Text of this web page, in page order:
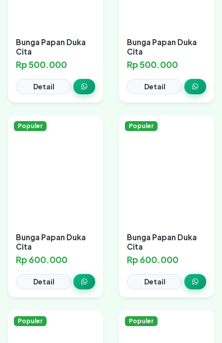
Bunga Papan Duka
Cita
Rp 500.000
Detail
Bunga Papan Duka
Cita
Rp 500.000
Detail
Populer
Bunga Papan Duka
Cita
Rp 600.000
Detail
Populer
Bunga Papan Duka
Cita
Rp 600.000
Detail
Populer Populer